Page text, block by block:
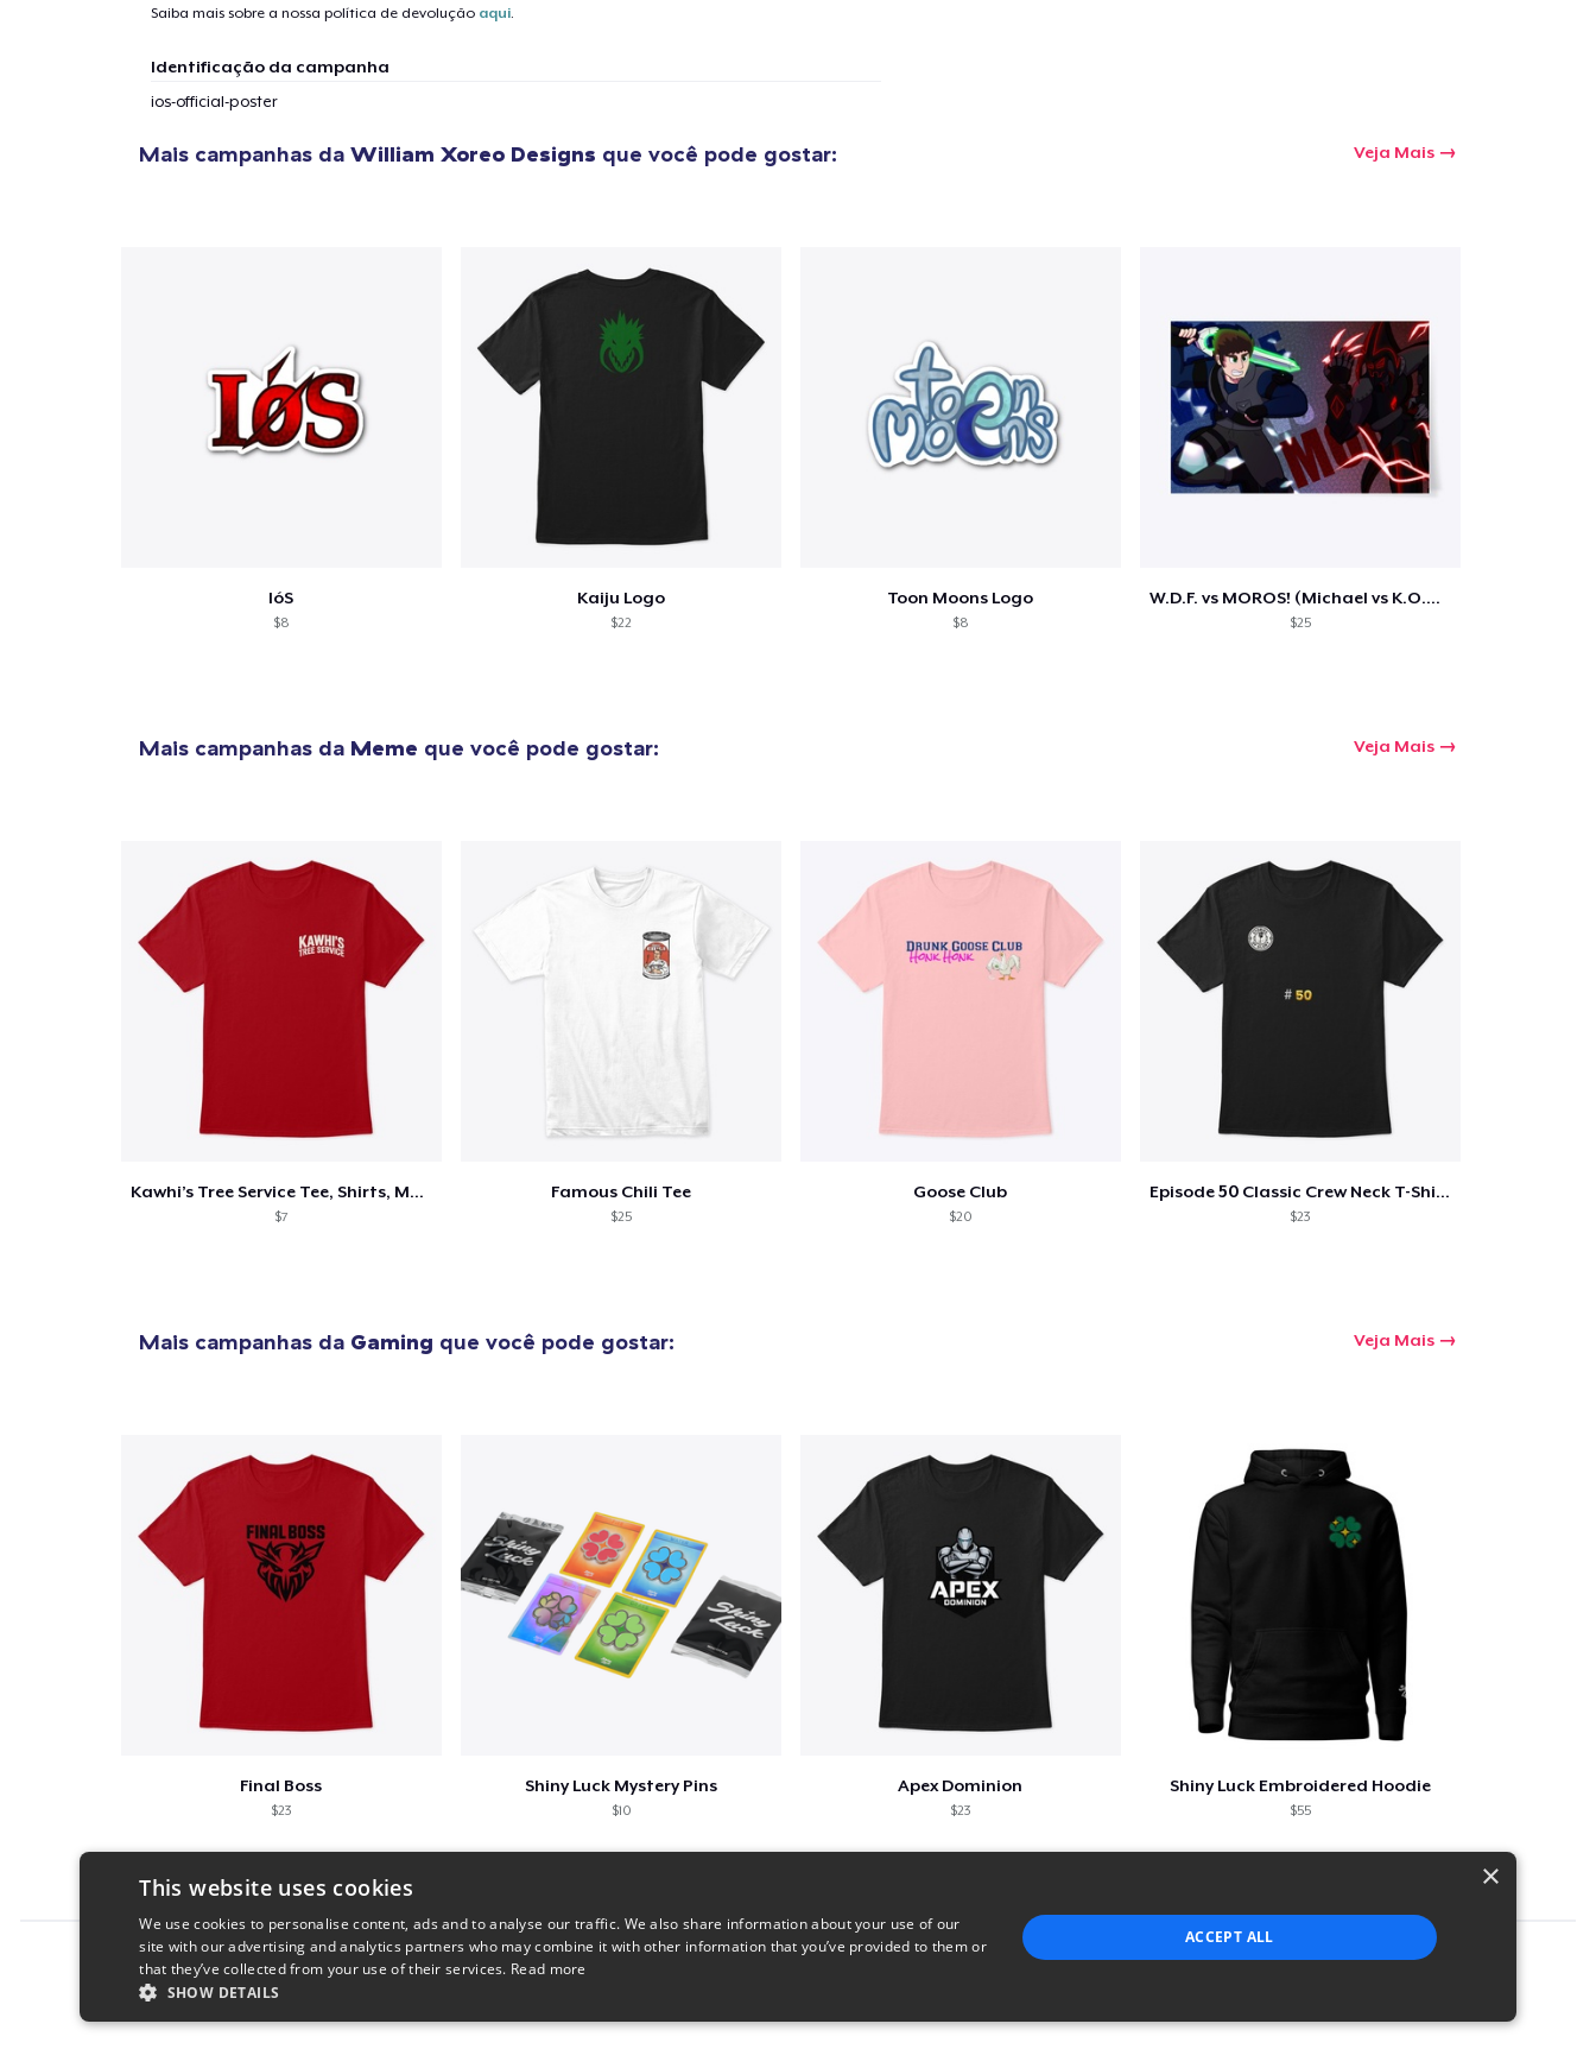
Saiba mais sobre a nossa política de devolução aqui.
Identificação da campanha
ios-official-poster
Mais campanhas da William Xoreo Designs que você pode gostar: Veja Mais
IóS
$8
Kaiju Logo
$22
Toon Moons Logo
$8
W.D.F. vs MOROS! (Michael vs K.O.D.O)
$25
Mais campanhas da Meme que você pode gostar: Veja Mais
Kawhi’s Tree Service Tee, Shirts, Mug
$7
Famous Chili Tee
$25
Goose Club
$20
Episode 50 Classic Crew Neck T-Shirt
$23
Mais campanhas da Gaming que você pode gostar: Veja Mais
Final Boss
$23
Shiny Luck Mystery Pins
$10
Apex Dominion
$23
Shiny Luck Embroidered Hoodie
$55
Report this product
artigo adicionado ao
Seguir para a Finalização da
Continuar Comprando
×
This website uses cookies
We use cookies to personalise content, ads and to analyse our traffic. We also share information about your use of our
site with our advertising and analytics partners who may combine it with other information that you’ve provided to them or
that they’ve collected from your use of their services. Read more
SHOW DETAILS
ACCEPT ALL